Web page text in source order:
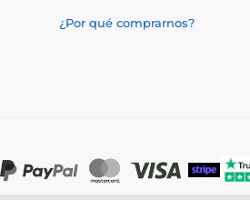
¿Por qué comprarnos?